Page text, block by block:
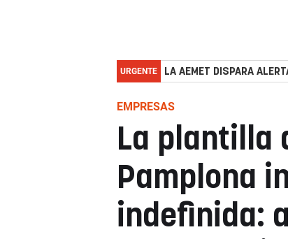
URGENTE LA AEMET DISPARA
EMPRESAS
La plantilla
Pamplona
indefinida: